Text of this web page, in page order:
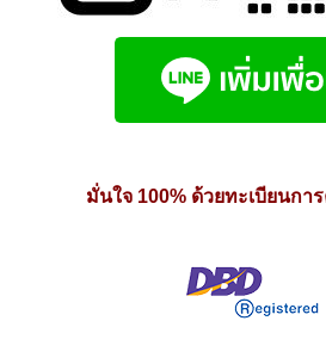
มั่นใจ 100% ด้วยทะเบียนกา